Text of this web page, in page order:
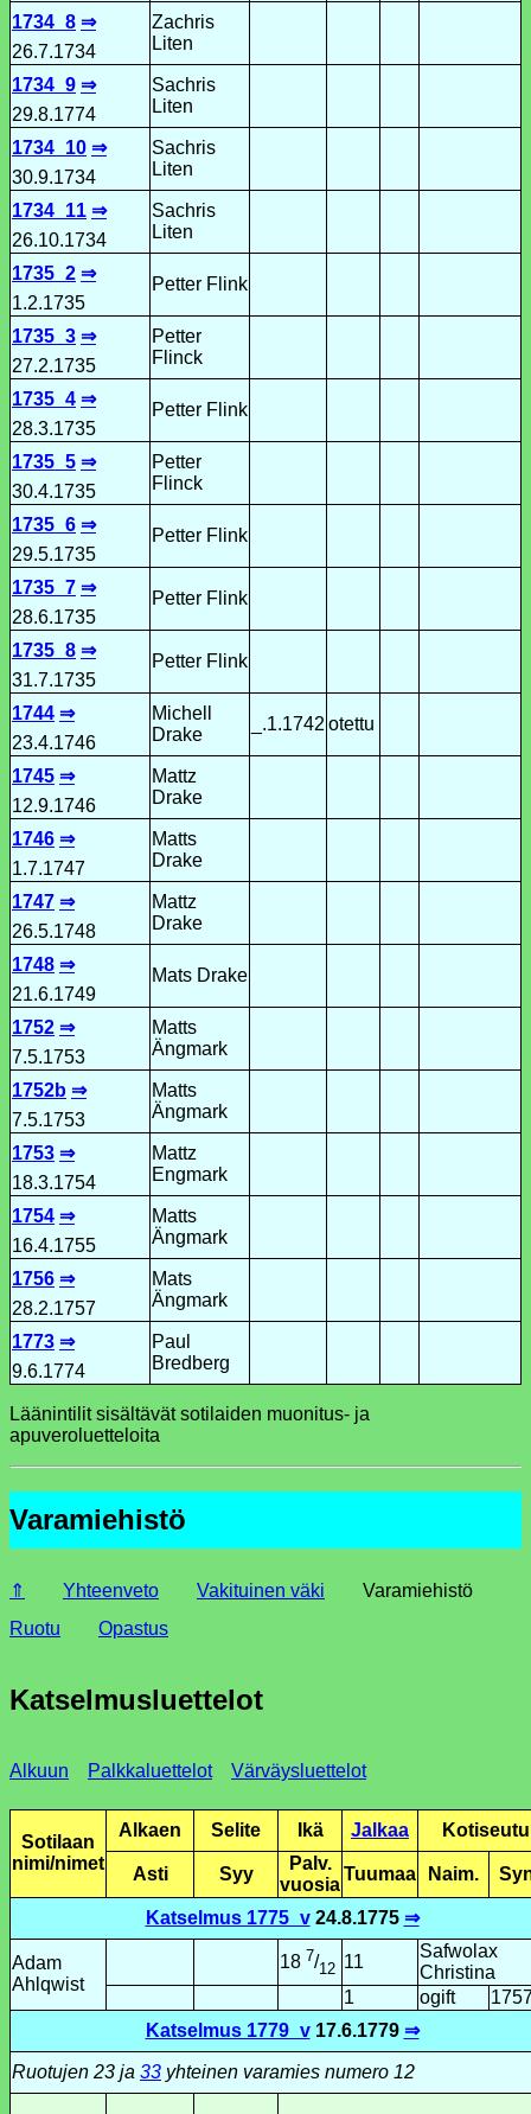
1734_8 ⇒
26.7.1734
Zachris
Liten
1734_9 ⇒
29.8.1774
Sachris
Liten
1734_10 ⇒
30.9.1734
Sachris
Liten
1734_11 ⇒
26.10.1734
Sachris
Liten
1735_2 ⇒
1.2.1735
Petter Flink
1735_3 ⇒
27.2.1735
Petter
Flinck
1735_4 ⇒
28.3.1735
Petter Flink
1735_5 ⇒
30.4.1735
Petter
Flinck
1735_6 ⇒
29.5.1735
Petter Flink
1735_7 ⇒
28.6.1735
Petter Flink
1735_8 ⇒
31.7.1735
Petter Flink
1744 ⇒
23.4.1746
Michell
Drake
_.1.1742 otettu
1745 ⇒
12.9.1746
Mattz
Drake
1746 ⇒
1.7.1747
Matts
Drake
1747 ⇒
26.5.1748
Mattz
Drake
1748 ⇒
21.6.1749
Mats Drake
1752 ⇒
7.5.1753
Matts
Ängmark
1752b ⇒
7.5.1753
Matts
Ängmark
1753 ⇒
18.3.1754
Mattz
Engmark
1754 ⇒
16.4.1755
Matts
Ängmark
1756 ⇒
28.2.1757
Mats
Ängmark
1773 ⇒
9.6.1774
Paul
Bredberg
Läänintilit sisältävät sotilaiden muonitus- ja
apuveroluetteloita
Varamiehistö
⇑ Yhteenveto Vakituinen väki Varamiehistö
Ruotu
Opastus
Katselmusluettelot
Alkuun Palkkaluettelot Värväysluettelot
Sotilaan
nimi/nimet
Alkaen Selite Ikä Jalkaa Koti­seutu
Asti Syy
Palv.
vuosia
Tuumaa Naim.
Katselmus 1775_v24.8.1775 ⇒
Adam
Ahlqwist
18 7/12 11
Safwolax
Christina
1
ogift
Katselmus 1779_v17.6.1779 ⇒
Ruotujen 23 ja 33 yhteinen varamies numero 12